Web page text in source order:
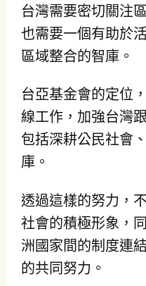
台灣需要密切關注
也需要一個有助於
區域整合的智庫。
台亞基金會的定位
線工作，加強台灣
包括深耕公民社會
庫。
透過這樣的努力，
社會的積極形象，
洲國家間的制度連
的共同努力。